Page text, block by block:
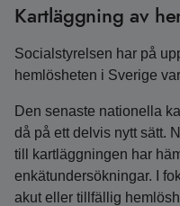
Kartläggning av
Socialstyrelsen har på
hemlösheten i Sverige
Den senaste nationella
då på ett delvis nytt sätt.
till kartläggningen har
enkätundersökningar. I
akut eller tillfällig